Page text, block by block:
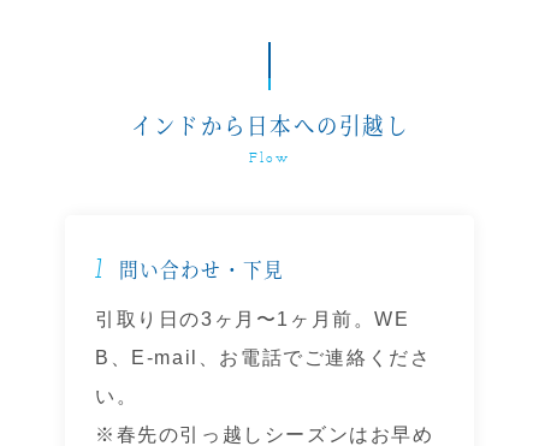
インドから日本への引越し
Flow
1 問い合わせ・下見
引取り日の3ヶ月〜1ヶ月前。WE
B、E-mail、お電話でご連絡くださ
い。
※春先の引っ越しシーズンはお早め